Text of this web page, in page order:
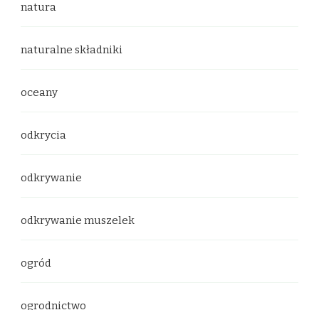
natura
naturalne składniki
oceany
odkrycia
odkrywanie
odkrywanie muszelek
ogród
ogrodnictwo